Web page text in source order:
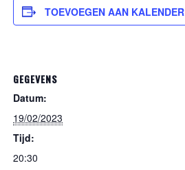
TOEVOEGEN AAN KALENDER
GEGEVENS
Datum:
19/02/2023
Tijd:
20:30